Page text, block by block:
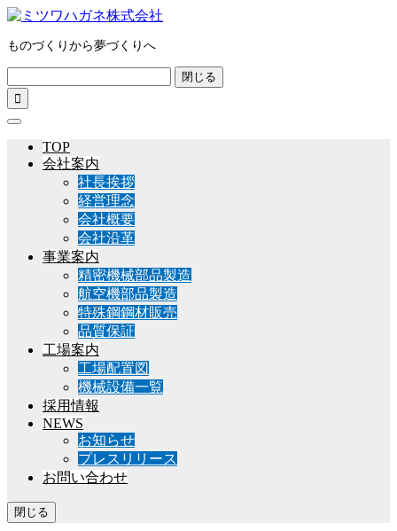
ものづくりから夢づくりへ
閉じる

TOP
会社案内
社長挨拶
経営理念
会社概要
会社沿革
事業案内
精密機械部品製造
航空機部品製造
特殊鋼鋼材販売
品質保証
工場案内
工場配置図
機械設備一覧
採用情報
NEWS
お知らせ
プレスリリース
お問い合わせ
閉じる